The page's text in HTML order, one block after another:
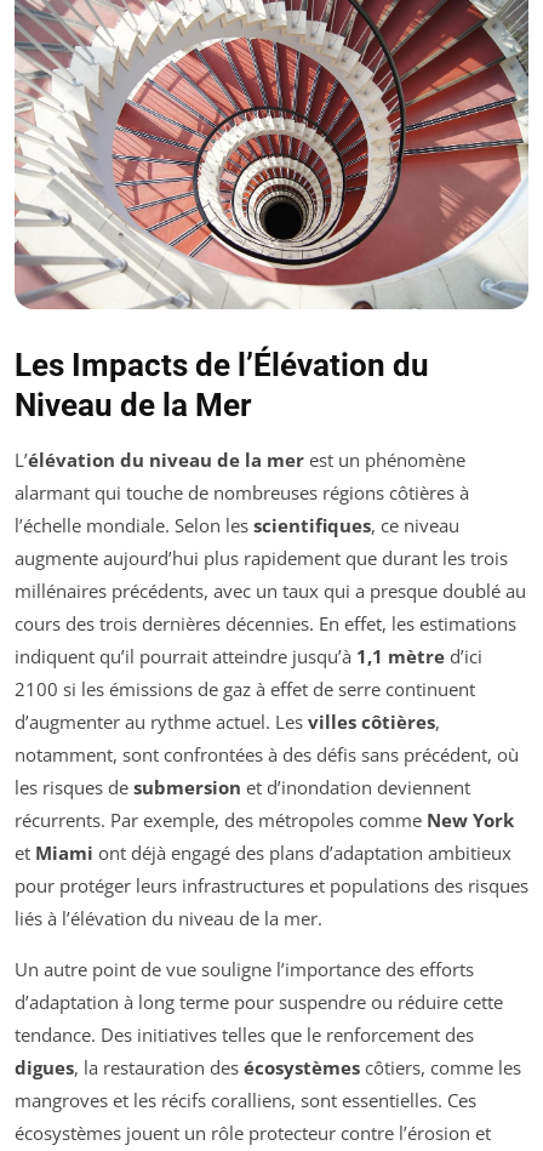
Les Impacts de l’Élévation du
Niveau de la Mer
L’élévation du niveau de la mer est un phénomène
alarmant qui touche de nombreuses régions côtières à
l’échelle mondiale. Selon les scientifiques, ce niveau
augmente aujourd’hui plus rapidement que durant les trois
millénaires précédents, avec un taux qui a presque doublé au
cours des trois dernières décennies. En effet, les estimations
indiquent qu’il pourrait atteindre jusqu’à 1,1 mètre d’ici
2100 si les émissions de gaz à effet de serre continuent
d’augmenter au rythme actuel. Les villes côtières,
notamment, sont confrontées à des défis sans précédent, où
les risques de submersion et d’inondation deviennent
récurrents. Par exemple, des métropoles comme New York
et Miami ont déjà engagé des plans d’adaptation ambitieux
pour protéger leurs infrastructures et populations des risques
liés à l’élévation du niveau de la mer.
Un autre point de vue souligne l’importance des efforts
d’adaptation à long terme pour suspendre ou réduire cette
tendance. Des initiatives telles que le renforcement des
digues, la restauration des écosystèmes côtiers, comme les
mangroves et les récifs coralliens, sont essentielles. Ces
écosystèmes jouent un rôle protecteur contre l’érosion et